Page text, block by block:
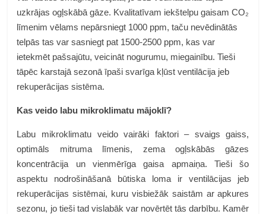
uzkrājas ogļskābā gāze. Kvalitatīvam iekštelpu gaisam CO₂
līmenim vēlams nepārsniegt 1000 ppm, taču nevēdinātās
telpās tas var sasniegt pat 1500-2500 ppm, kas var
ietekmēt pašsajūtu, veicināt nogurumu, miegainību. Tieši
tāpēc karstajā sezonā īpaši svarīga kļūst ventilācija jeb
rekuperācijas sistēma.
Kas veido labu mikroklimatu mājoklī?
Labu mikroklimatu veido vairāki faktori – svaigs gaiss,
optimāls mitruma līmenis, zema ogļskābās gāzes
koncentrācija un vienmērīga gaisa apmaiņa. Tieši šo
aspektu nodrošināšanā būtiska loma ir ventilācijas jeb
rekuperācijas sistēmai, kuru visbiežāk saistām ar apkures
sezonu, jo tieši tad vislabāk var novērtēt tās darbību. Kamēr